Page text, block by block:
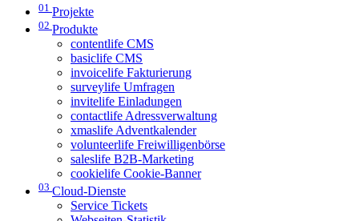
01 Projekte
02 Produkte
contentlife CMS
basiclife CMS
invoicelife Fakturierung
surveylife Umfragen
invitelife Einladungen
contactlife Adressverwaltung
xmaslife Adventkalender
volunteerlife Freiwilligenbörse
saleslife B2B-Marketing
cookielife Cookie-Banner
03 Cloud-Dienste
Service Tickets